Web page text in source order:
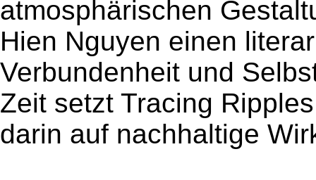
atmosphärischen
Hien Nguyen einen
Verbundenheit und
Zeit setzt Tracing
darin auf nachhaltige